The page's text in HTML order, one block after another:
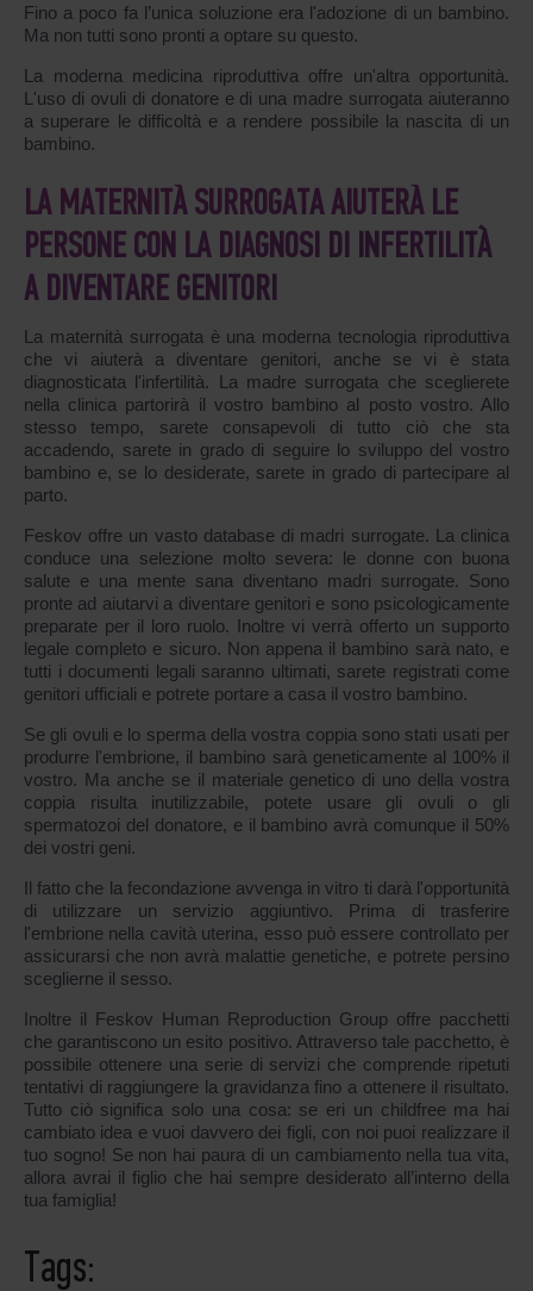
Fino a poco fa l’unica soluzione era l'adozione di un bambino.
Ma non tutti sono pronti a optare su questo.
La moderna medicina riproduttiva offre un'altra opportunità.
L'uso di ovuli di donatore e di una madre surrogata aiuteranno
a superare le difficoltà e a rendere possibile la nascita di un
bambino.
LA MATERNITÀ SURROGATA AIUTERÀ LE
PERSONE CON LA DIAGNOSI DI INFERTILITÀ
A DIVENTARE GENITORI
La maternità surrogata è una moderna tecnologia riproduttiva
che vi aiuterà a diventare genitori, anche se vi è stata
diagnosticata l'infertilità. La madre surrogata che sceglierete
nella clinica partorirà il vostro bambino al posto vostro. Allo
stesso tempo, sarete consapevoli di tutto ciò che sta
accadendo, sarete in grado di seguire lo sviluppo del vostro
bambino e, se lo desiderate, sarete in grado di partecipare al
parto.
Feskov offre un vasto database di madri surrogate. La clinica
conduce una selezione molto severa: le donne con buona
salute e una mente sana diventano madri surrogate. Sono
pronte ad aiutarvi a diventare genitori e sono psicologicamente
preparate per il loro ruolo. Inoltre vi verrà offerto un supporto
legale completo e sicuro. Non appena il bambino sarà nato, e
tutti i documenti legali saranno ultimati, sarete registrati come
genitori ufficiali e potrete portare a casa il vostro bambino.
Se gli ovuli e lo sperma della vostra coppia sono stati usati per
produrre l'embrione, il bambino sarà geneticamente al 100% il
vostro. Ma anche se il materiale genetico di uno della vostra
coppia risulta inutilizzabile, potete usare gli ovuli o gli
spermatozoi del donatore, e il bambino avrà comunque il 50%
dei vostri geni.
Il fatto che la fecondazione avvenga in vitro ti darà l'opportunità
di utilizzare un servizio aggiuntivo. Prima di trasferire
l'embrione nella cavità uterina, esso può essere controllato per
assicurarsi che non avrà malattie genetiche, e potrete persino
sceglierne il sesso.
Inoltre il Feskov Human Reproduction Group offre pacchetti
che garantiscono un esito positivo. Attraverso tale pacchetto, è
possibile ottenere una serie di servizi che comprende ripetuti
tentativi di raggiungere la gravidanza fino a ottenere il risultato.
Tutto ciò significa solo una cosa: se eri un childfree ma hai
cambiato idea e vuoi davvero dei figli, con noi puoi realizzare il
tuo sogno! Se non hai paura di un cambiamento nella tua vita,
allora avrai il figlio che hai sempre desiderato all’interno della
tua famiglia!
Tags: